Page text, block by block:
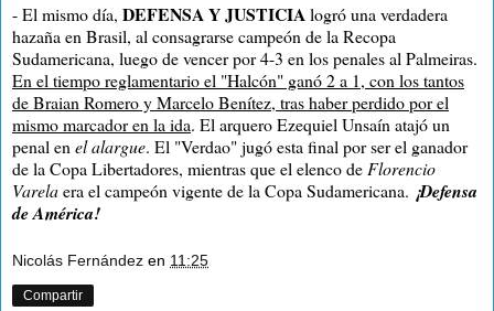
- El mismo día, DEFENSA Y JUSTICIAlogró una verdadera
hazaña en Brasil, al consagrarse campeón de la Recopa
Sudamericana, luego de vencer por 4-3 en los penales al Palmeiras.
En el tiempo reglamentario el "Halcón" ganó 2 a 1, con los tantos
de Braian Romero y Marcelo Benítez, tras haber perdido por el
mismo marcador en la ida. El arquero Ezequiel Unsaín atajó un
penal en el alargue. El "Verdao" jugó esta final por ser el ganador
de la Copa Libertadores, mientras que el elenco de Florencio
Varelaera el campeón vigente de la Copa Sudamericana. ¡Defensa
de América!
Nicolás Fernández en 11:25
Compartir